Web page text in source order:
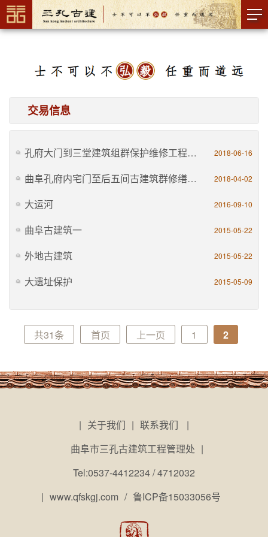
交易信息
孔府大门到三堂建筑组群保护维修工程公示 2018-06-16
曲阜孔府内宅门至后五间古建筑群修缮工程公示 2018-04-02
大运河 2016-09-10
曲阜古建筑一 2015-05-22
外地古建筑 2015-05-22
大遗址保护 2015-05-09
共31条 首页 上一页 1 2
| 关于我们 | 联系我们
|
曲阜市三孔古建筑工程管理处 |
Tel:0537-4412234 / 4712032
| www.qfskgj.com / 鲁ICP备15033056号